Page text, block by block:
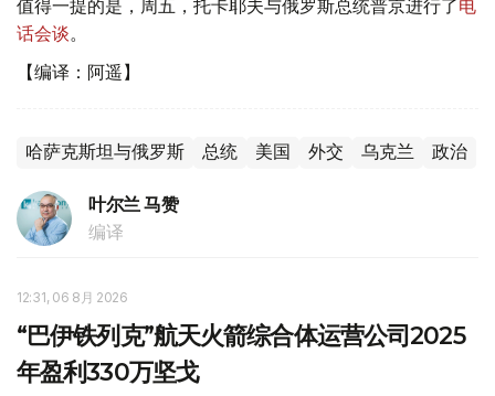
值得一提的是，周五，托卡耶夫与俄罗斯总统普京进行了电
话会谈。
【编译：阿遥】
哈萨克斯坦与俄罗斯 总统 美国 外交 乌克兰 政治
叶尔兰 马赞
编译
12:31, 06 8月 2026
“巴伊铁列克”航天火箭综合体运营公司2025
年盈利330万坚戈